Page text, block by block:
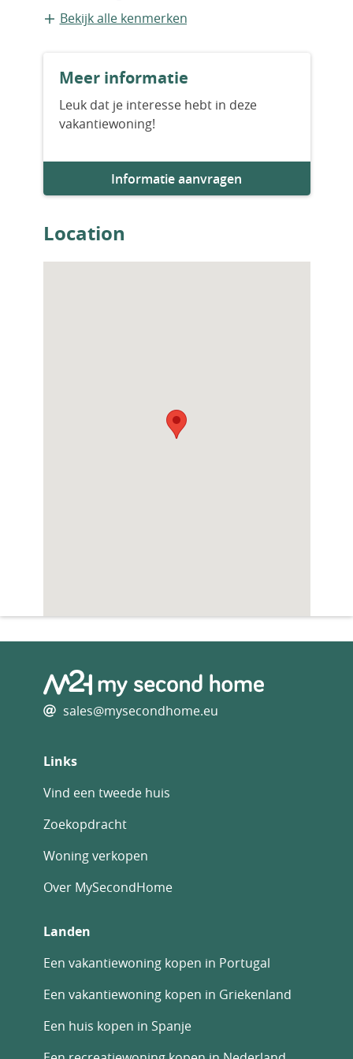
Vrijstaande recreatiewoning
Bestaande bouw
Aantal slaapkamers
Parkeervoorziening
Bekijk alle kenmerken
Meer informatie
Leuk dat je interesse hebt in deze
vakantiewoning!
Informatie aanvragen
Location
sales@mysecondhome.eu
Links
Vind een tweede huis
Zoekopdracht
Woning verkopen
Over MySecondHome
Landen
Een vakantiewoning kopen in Portugal
Een vakantiewoning kopen in Griekenland
Een huis kopen in Spanje